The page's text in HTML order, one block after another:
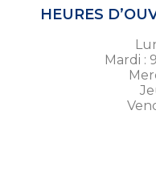
HEURES
Mardi :